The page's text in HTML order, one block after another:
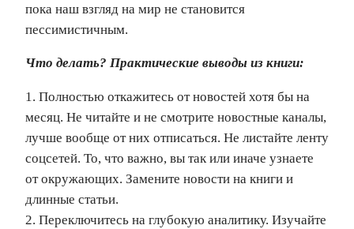
пока наш взгляд на мир не становится
пессимистичным.
Что делать? Практические выводы из книги:
1. Полностью откажитесь от новостей хотя бы на
месяц. Не читайте и не смотрите новостные каналы,
лучше вообще от них отписаться. Не листайте ленту
соцсетей. То, что важно, вы так или иначе узнаете
от окружающих. Замените новости на книги и
длинные статьи.
2. Переключитесь на глубокую аналитику. Изучайте